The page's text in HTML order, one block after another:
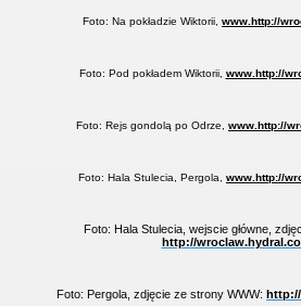
Foto: Na pokładzie Wiktorii, www.http://
Foto: Pod pokładem Wiktorii, www.http://
Foto: Rejs gondolą po Odrze, www.http://
Foto: Hala Stulecia, Pergola, www.http://
Foto: Hala Stulecia, wejscie główne,
http://
Foto: Pergola, zdjęcie ze strony WWW: